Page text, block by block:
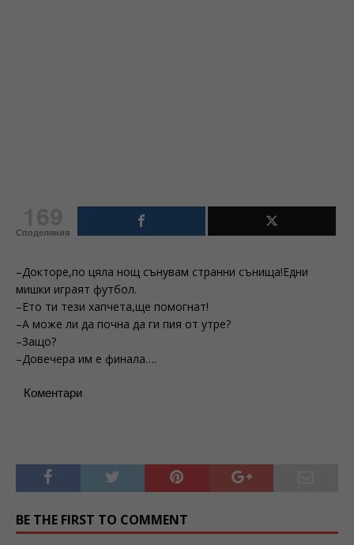
Споделяния
–Докторе,по цяла нощ сънувам странни сънища!Едни
мишки играят футбол.
–Ето ти тези хапчета,ще помогнат!
–А може ли да почна да ги пия от утре?
–Защо?
–Довечера им е финала….
Коментари
BE THE FIRST TO COMMENT